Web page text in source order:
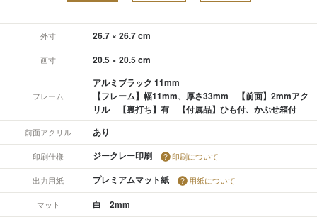
外寸 26.7 × 26.7 cm
画寸 20.5 × 20.5 cm
フレーム
アルミブラック 11mm
【フレーム】幅11mm、厚さ33mm 【前面】2mmアク
リル 【裏打ち】有 【付属品】ひも付、かぶせ箱付
前面アクリル あり
印刷仕様 ジークレー印刷 印刷について
出力用紙 プレミアムマット紙 用紙について
マット 白 2mm